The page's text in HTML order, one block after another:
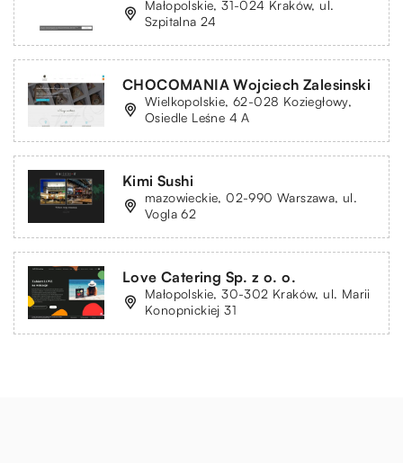
Małopolskie, 31-024 Kraków, ul.
Szpitalna 24
CHOCOMANIA Wojciech Zalesinski
Wielkopolskie, 62-028 Koziegłowy,
Osiedle Leśne 4 A
Kimi Sushi
mazowieckie, 02-990 Warszawa, ul.
Vogla 62
Love Catering Sp. z o. o.
Małopolskie, 30-302 Kraków, ul. Marii
Konopnickiej 31